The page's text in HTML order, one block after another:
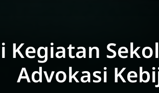
Kegiatan
Advokasi